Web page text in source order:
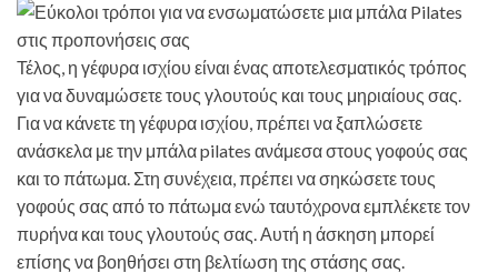
Τέλος, η γέφυρα ισχίου είναι ένας αποτελεσματικός τρόπος
για να δυναμώσετε τους γλουτούς και τους μηριαίους σας.
Για να κάνετε τη γέφυρα ισχίου, πρέπει να ξαπλώσετε
ανάσκελα με την μπάλα pilates ανάμεσα στους γοφούς σας
και το πάτωμα. Στη συνέχεια, πρέπει να σηκώσετε τους
γοφούς σας από το πάτωμα ενώ ταυτόχρονα εμπλέκετε τον
πυρήνα και τους γλουτούς σας. Αυτή η άσκηση μπορεί
επίσης να βοηθήσει στη βελτίωση της στάσης σας.